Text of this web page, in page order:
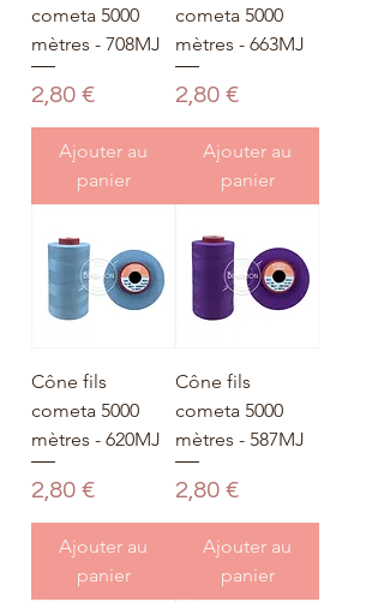
cometa 5000
mètres - 708MJ
Prix
2,80 €
Ajouter au
panier
cometa 5000
mètres - 663MJ
Prix
2,80 €
Ajouter au
panier
Cône fils
cometa 5000
mètres - 620MJ
Prix
2,80 €
Ajouter au
panier
Cône fils
cometa 5000
mètres - 587MJ
Prix
2,80 €
Ajouter au
panier